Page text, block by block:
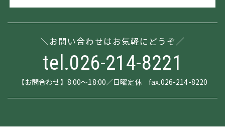
お問い合わせはお気軽にどうぞ
tel.026-214-8221
【お問合わせ】8:00～18:00／日曜定休 fax.026-214-8220